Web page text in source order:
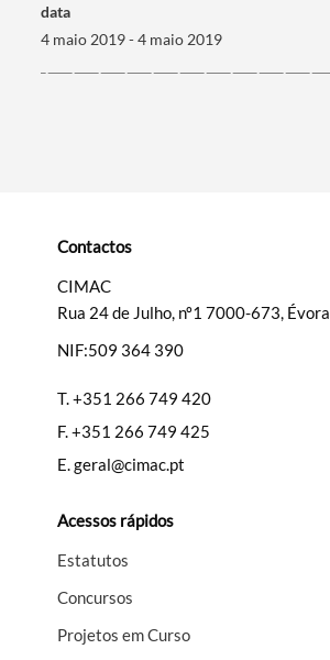
Categorias gerais
data
4 maio 2019 - 4 maio 2019
Contactos
CIMAC
Rua 24 de Julho, nº1 7000-673, Évora
NIF:509 364 390
T.+351 266 749 420
F.+351 266 749 425
E.geral@cimac.pt
Acessos rápidos
Estatutos
Concursos
Projetos em Curso